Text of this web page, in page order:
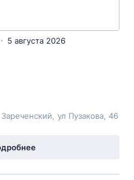
5 августа 2026
ул Пузакова , 46